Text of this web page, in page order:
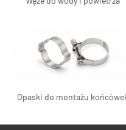
Opaski do montażu